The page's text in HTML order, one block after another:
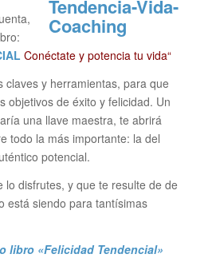
Conéctate y potencia tu vida“
claves y herramientas, para que
objetivos de éxito y felicidad. Un
una llave maestra, te abrirá
todo la más importante: la del
potencial.
lo disfrutes, y que te resulte de de
está siendo para tantísimas
libro «Felicidad Tendencial»